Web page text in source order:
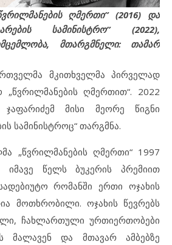
ღმერთი” (2016) და
სამინისტრო” (2022),
მთარგმნელი: თამარ
მკითხველმა პირველად
ღმერთით“. 2022
მისი მეორე წიგნი
სამინისტროც“ თარგმნა.
„წვრილმანების ღმერთი“ 1997
წელს ბუკერის პრემიით
რომანში ერთი ოჯახის
მოთხრობილი. ოჯახის წევრებს
ჩახლართული ურთიერთობები
მალავენ და მთავარ ამბებზე